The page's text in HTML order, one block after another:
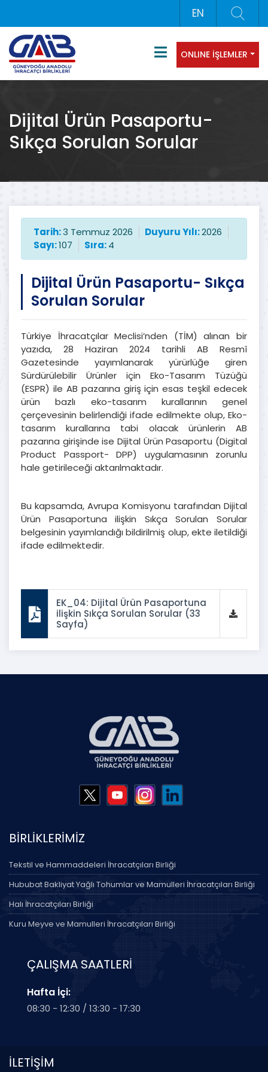
EN
ONLINE İŞLEMLER
Dijital Ürün Pasaportu-
Sıkça Sorulan Sorular
Tarih:3 Temmuz 2026 Duyuru Yılı:2026
Sayı:107 Sıra:4
Dijital Ürün Pasaportu- Sıkça
Sorulan Sorular
Türkiye İhracatçılar Meclisi’nden (TİM) alınan bir
yazıda, 28 Haziran 2024 tarihli AB Resmî
Gazetesinde yayımlanarak yürürlüğe giren
Sürdürülebilir Ürünler için Eko-Tasarım Tüzüğü
(ESPR) ile AB pazarına giriş için esas teşkil edecek
ürün bazlı eko-tasarım kurallarının genel
çerçevesinin belirlendiği ifade edilmekte olup, Eko-
tasarım kurallarına tabi olacak ürünlerin AB
pazarına girişinde ise Dijital Ürün Pasaportu (Digital
Product Passport- DPP) uygulamasının zorunlu
hale getirileceği aktarılmaktadır.
Bu kapsamda, Avrupa Komisyonu tarafından Dijital
Ürün Pasaportuna ilişkin Sıkça Sorulan Sorular
belgesinin yayımlandığı bildirilmiş olup, ekte iletildiği
ifade edilmektedir.
EK_04: Dijital Ürün Pasaportuna
ilişkin Sıkça Sorulan Sorular (33
Sayfa)
BİRLİKLERİMİZ
Tekstil ve Hammaddeleri İhracatçıları Birliği
Hububat Bakliyat Yağlı Tohumlar ve Mamulleri İhracatçıları Birliği
Halı İhracatçıları Birliği
Kuru Meyve ve Mamulleri İhracatçıları Birliği
ÇALIŞMA SAATLERİ
Hafta İçi:
08:30 - 12:30 / 13:30 - 17:30
İLETİŞİM